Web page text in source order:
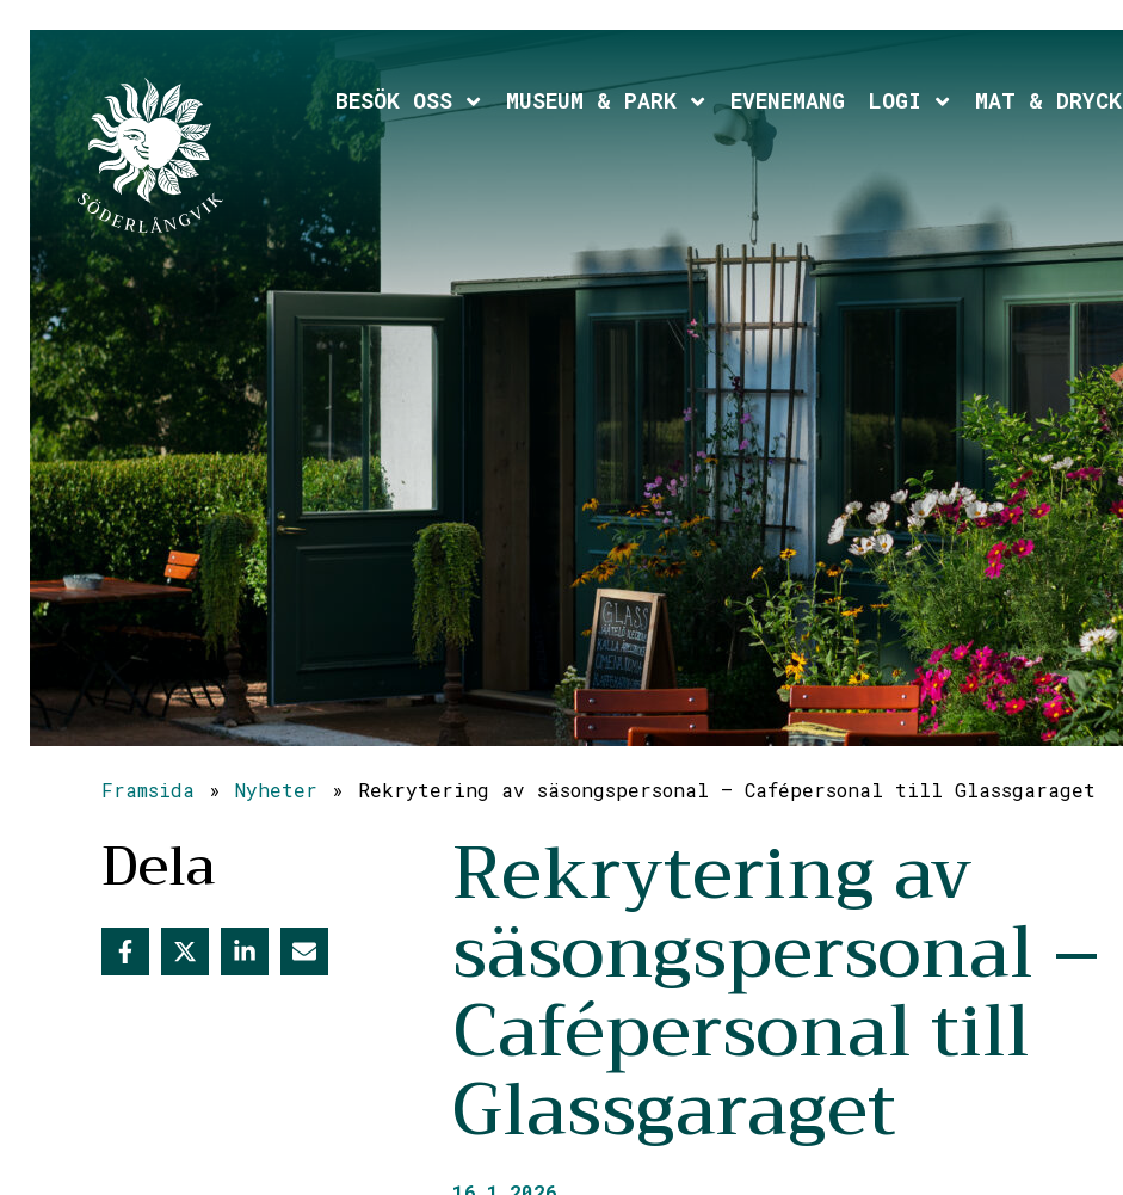
BESÖK OSS Expand child menu
MUSEUM & PARK Expand child menu
EVENEMANG LOGI Expand child menu
MAT & DRYCK
Framsida » Nyheter » Rekrytering av säsongspersonal – Cafépersonal till Glassgaraget
Dela Rekrytering av
säsongspersonal –
Cafépersonal till
Glassgaraget